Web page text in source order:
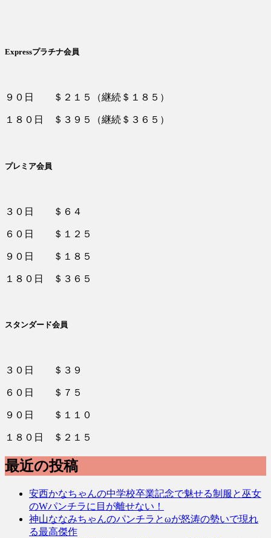
Expressプラチナ会員
９０日 ＄２１５（継続＄１８５）
１８０日 ＄３９５（継続＄３６５）
プレミア会員
３０日 ＄６４
６０日 ＄１２５
９０日 ＄１８５
１８０日 ＄３６５
スタンダード会員
３０日 ＄３９
６０日 ＄７５
９０日 ＄１１０
１８０日 ＄２１５
最近の投稿
安西かなちゃんの中学校卒業記念で魅せる制服と巫女
のWパンチラに目が離せない！
神山ななみちゃんのパンチラとωが怒涛の勢いで現れ
る最高傑作